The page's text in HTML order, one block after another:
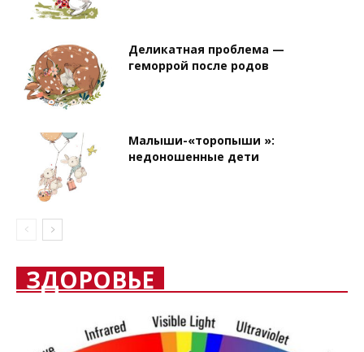
Деликатная проблема —
геморрой после родов
Малыши-«торопыши »:
недоношенные дети
ЗДОРОВЬЕ